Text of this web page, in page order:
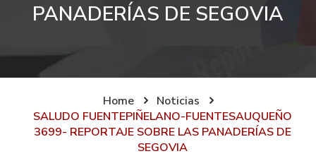
PANADERÍAS DE SEGOVIA
Home
Noticias
SALUDO FUENTEPIÑELANO-FUENTESAUQUEÑO
3699- REPORTAJE SOBRE LAS PANADERÍAS DE
SEGOVIA